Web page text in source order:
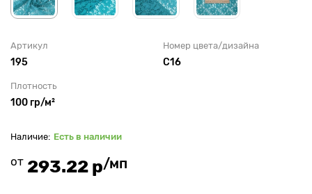
Артикул
195
Номер цвета/дизайна
С16
Плотность
100 гр/м²
Есть в наличии
от 293.22 р/мп